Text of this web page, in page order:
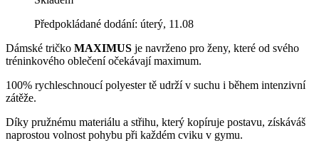
Předpokládané dodání: úterý, 11.08
Dámské tričko MAXIMUS je navrženo pro ženy, které od svého
tréninkového oblečení očekávají maximum.
100% rychleschnoucí polyester tě udrží v suchu i během intenzivní
zátěže.
Díky pružnému materiálu a střihu, který kopíruje postavu, získáváš
naprostou volnost pohybu při každém cviku v gymu.